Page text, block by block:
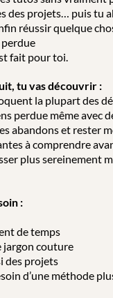
des projets… puis tu
réussir quelque
fait pour toi.
tu vas découvrir :
la plupart des
perdue même avec
abandons et rester
à comprendre
plus sereinement
:
de temps
jargon couture
des projets
d’une méthode